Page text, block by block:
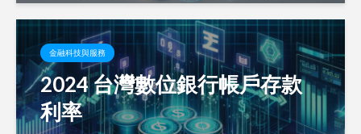
金融科技與服務
2024 台灣數位銀行帳戶存款
利率